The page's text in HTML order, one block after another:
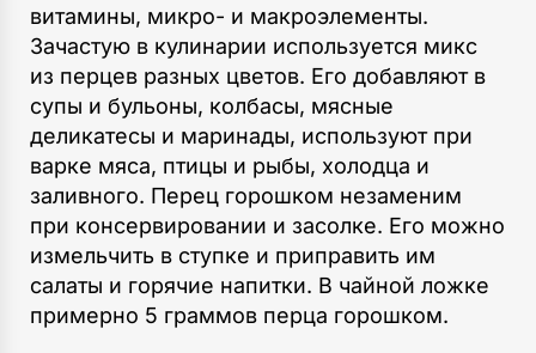
витамины, микро- и макроэлементы.
Зачастую в кулинарии используется микс
из перцев разных цветов. Его добавляют в
супы и бульоны, колбасы, мясные
деликатесы и маринады, используют при
варке мяса, птицы и рыбы, холодца и
заливного. Перец горошком незаменим
при консервировании и засолке. Его можно
измельчить в ступке и приправить им
салаты и горячие напитки. В чайной ложке
примерно 5 граммов перца горошком.